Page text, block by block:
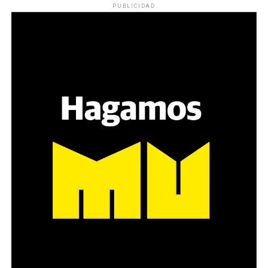
es a través del interrogante, que puedan encarnar la
pregunta», comparte Gonzalo, de 41 años.
PUBLICIDAD